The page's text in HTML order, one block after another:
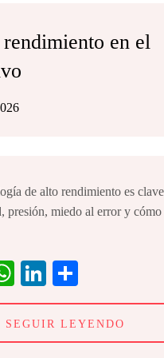
en el
de alto rendimiento es
presión, miedo al error y
W
ha
ts
A
Li
nk
ed
In
o
m
pa
SEGUIR LEYENDO